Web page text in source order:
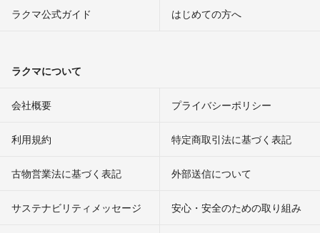
ラクマ公式ガイド はじめての方へ
ラクマについて
会社概要 プライバシーポリシー
利用規約 特定商取引法に基づく表記
古物営業法に基づく表記 外部送信について
サステナビリティメッセージ 安心・安全のための取り組み